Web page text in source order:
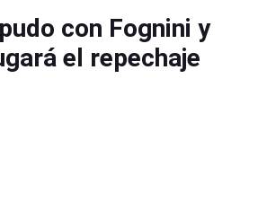
con Fognini y
el repechaje